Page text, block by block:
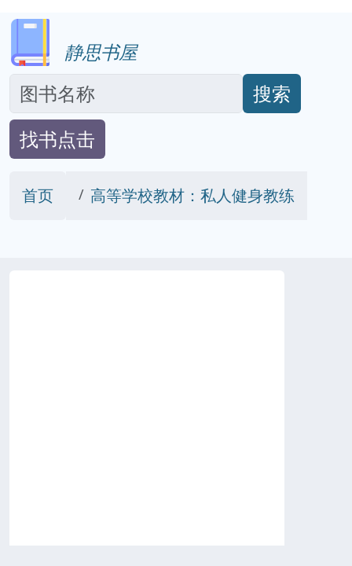
静思书屋
搜索
找书点击
首页 高等学校教材：私人健身教练